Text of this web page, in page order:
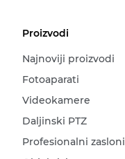
Proizvodi
Najnoviji proizvodi
Fotoaparati
Videokamere
Daljinski PTZ
Profesionalni zasloni